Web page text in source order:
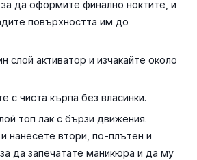
за да оформите финално ноктите, и
повърхността им до
слой активатор и изчакайте около
с чиста кърпа без власинки.
топ лак с бързи движения.
нанесете втори, по-плътен и
да запечатате маникюра и да му